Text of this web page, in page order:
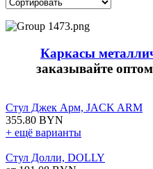
Каркасы
заказывайте
Стул Джек Арм, JACK ARM
355.80 BYN
+ ещё варианты
Стул Долли, DOLLY